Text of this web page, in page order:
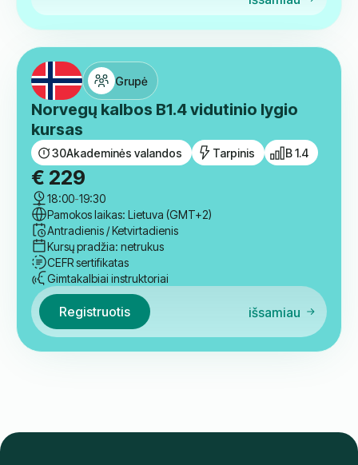
Grupė
Norvegų kalbos B1.4 vidutinio lygio
kursas
30Akademinės valandos Tarpinis B 1.4
€ 229
18:00-19:30
Pamokos laikas: Lietuva (GMT+2)
Antradienis / Ketvirtadienis
Kursų pradžia: netrukus
CEFR sertifikatas
Gimtakalbiai instruktoriai
Registruotis išsamiau